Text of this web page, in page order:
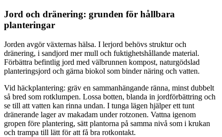
Jord och dränering: grunden för hållbara
planteringar
Jorden avgör växternas hälsa. I lerjord behövs struktur och
dränering, i sandjord mer mull och fuktighetshållande material.
Förbättra befintlig jord med välbrunnen kompost, naturgödslad
planteringsjord och gärna biokol som binder näring och vatten.
Vid häckplantering: gräv en sammanhängande ränna, minst dubbelt
så bred som rotklumpen. Lossa botten, blanda in jordförbättring och
se till att vatten kan rinna undan. I tunga lägen hjälper ett tunt
dränerande lager av makadam under rotzonen. Vattna igenom
gropen före plantering, sätt plantorna på samma nivå som i krukan
och trampa till lätt för att få bra rotkontakt.